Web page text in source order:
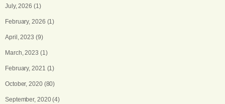
July, 2026 (1)
February, 2026 (1)
April, 2023 (9)
March, 2023 (1)
February, 2021 (1)
October, 2020(80)
September, 2020(4)